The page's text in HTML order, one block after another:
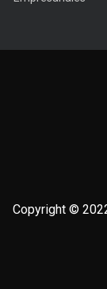
Copyright ©